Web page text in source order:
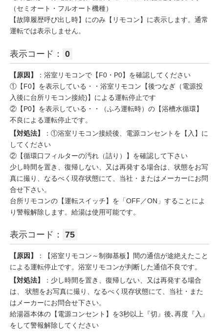
（セミオート・フルオート機種）
【故障履歴呼び出し時】にのみ【リモコン】に表示します。通常
運転では表示しません。
表示コード： 0
【原因】
：浴室リモコンで【F0・P0】を確認してください
①【F0】を表示している・・浴室リモコン【後つなぎ（電源投
入後に台所リモコン接続)】による運転停止です
②【P0】を表示している・・（ふろ運転時）の【浴槽水循環】
不良による運転停止です。
【対処法】
：①浴室リモコン接続後、電源コンセントを【入】に
してください
②【循環口フィルターの汚れ（詰り）】を確認して下さい
少し時間を置き、復帰しない、又は再発する場合は、状態をお写
真に撮り、なるべく現存状態にて、当社・またはメーカーにお問
合せ下さい。
台所リモコンの【運転スイッチ】を「OFF／ON」することによ
り警報解除します。給湯は使用可能です。
表示コード： 75
【原因】
：【浴室リモコン～制御基板】間の通信が途絶えたこと
による運転停止です。浴室リモコンが判断した通信不良です。
【対処法】
：少し時間を置き、復帰しない、又は再発する場合
は、 状態をお写真に撮り、なるべく現存状態にて、当社・また
はメーカーにお問合せ下さい。
給湯器本体の【電源コンセント】を3秒以上『切』後､再度『入』
をして警報解除してください